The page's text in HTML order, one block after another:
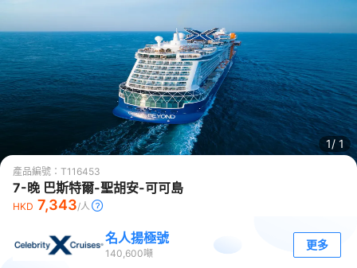
1/ 1
產品編號： T116453
7-晚 巴斯特爾-聖胡安-可可島
HKD 7,343/人
名人揚極號
140,600噸
更多